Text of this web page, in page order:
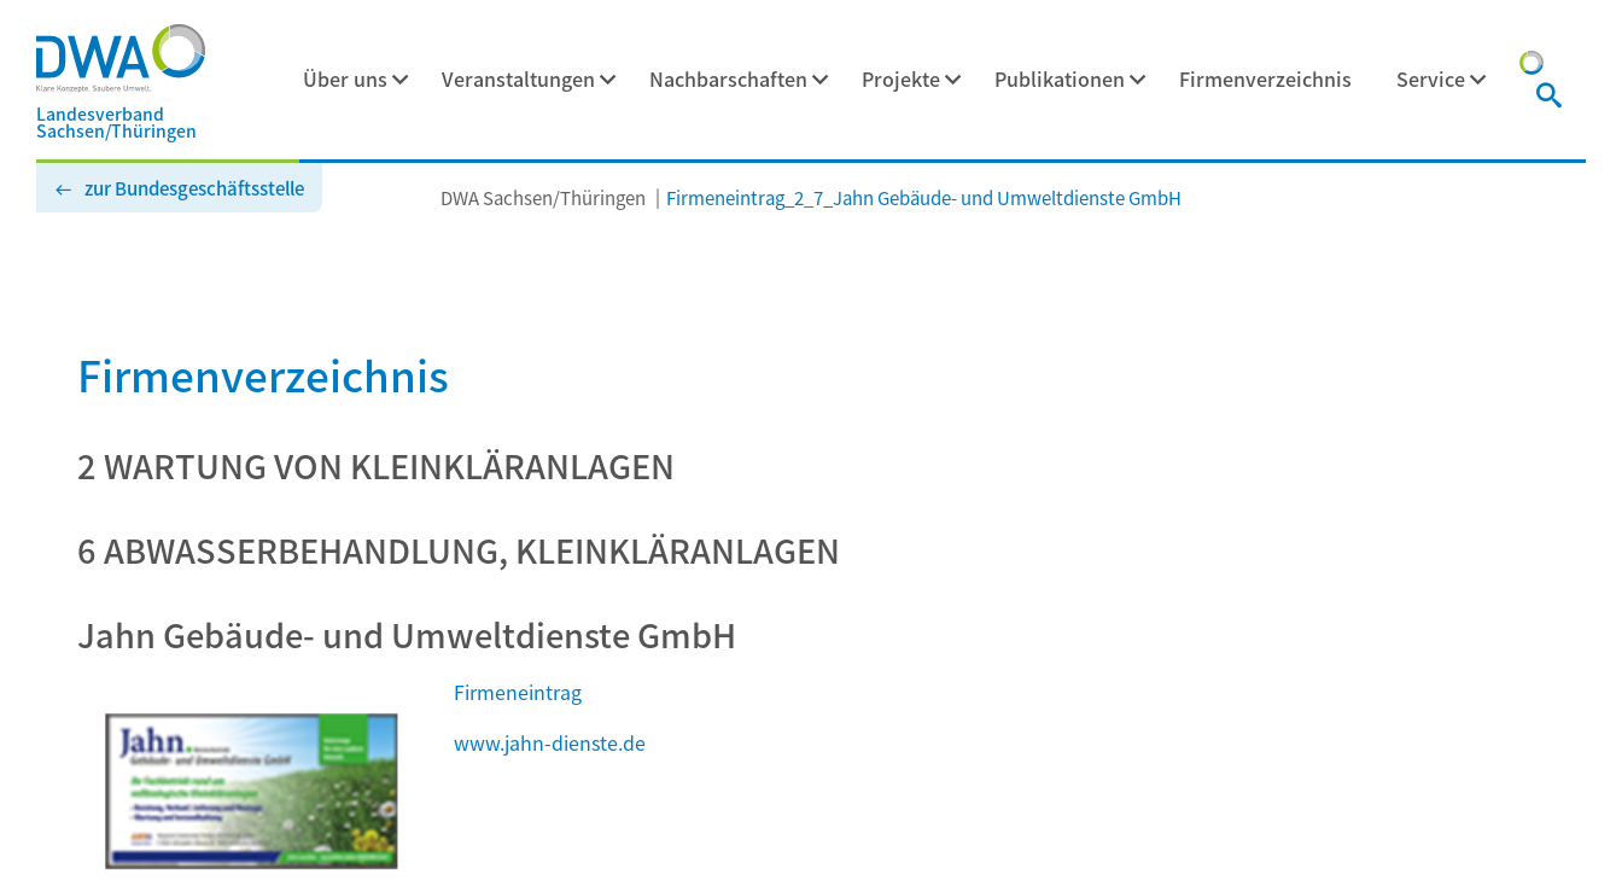
Landesverband
Sachsen/Thüringen
Über uns Veranstaltungen Nachbarschaften Projekte Publikationen Firmenverzeichnis Service
zur Bundesgeschäftsstelle DWA Sachsen/Thüringen Firmeneintrag_2_7_Jahn Gebäude- und Umweltdienste GmbH
Firmenverzeichnis
2 WARTUNG VON KLEINKLÄRANLAGEN
6 ABWASSERBEHANDLUNG, KLEINKLÄRANLAGEN
Jahn Gebäude- und Umweltdienste GmbH
Firmeneintrag
www.jahn-dienste.de